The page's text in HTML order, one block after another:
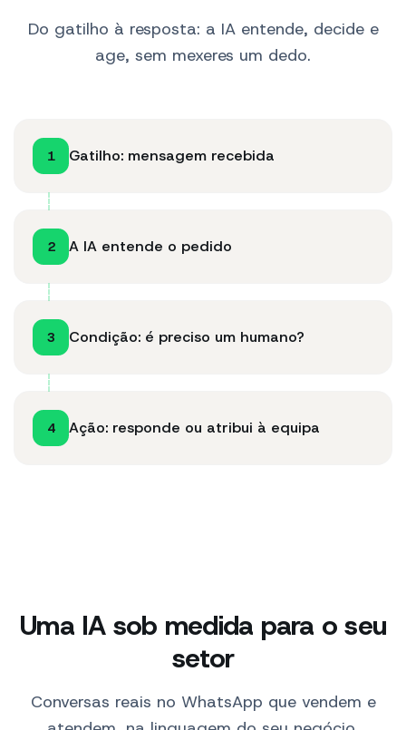
Do gatilho à resposta: a IA entende, decide e
age, sem mexeres um dedo.
1 Gatilho: mensagem recebida
2 A IA entende o pedido
3 Condição: é preciso um humano?
4 Ação: responde ou atribui à equipa
Uma IA sob medida para o seu
setor
Conversas reais no WhatsApp que vendem e